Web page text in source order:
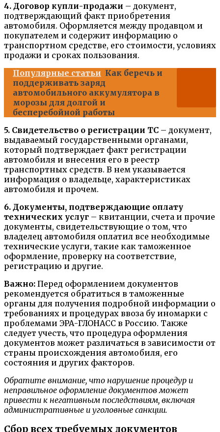
4. Договор купли-продажи – документ,
подтверждающий факт приобретения
автомобиля. Оформляется между продавцом и
покупателем и содержит информацию о
транспортном средстве, его стоимости, условиях
продажи и сроках пользования.
Популярные статьи Как беречь и
поддерживать заряд
автомобильного аккумулятора в
морозы для долгой и
бесперебойной работы
5. Свидетельство о регистрации ТС – документ,
выдаваемый государственными органами,
который подтверждает факт регистрации
автомобиля и внесения его в реестр
транспортных средств. В нем указывается
информация о владельце, характеристиках
автомобиля и прочем.
6. Документы, подтверждающие оплату
технических услуг – квитанции, счета и прочие
документы, свидетельствующие о том, что
владелец автомобиля оплатил все необходимые
технические услуги, такие как таможенное
оформление, проверку на соответствие,
регистрацию и другие.
Важно: Перед оформлением документов
рекомендуется обратиться в таможенные
органы для получения подробной информации о
требованиях и процедурах ввоза бу иномарки с
проблемами ЭРА-ГЛОНАСС в Россию. Также
следует учесть, что процедура оформления
документов может различаться в зависимости от
страны происхождения автомобиля, его
состояния и других факторов.
Обратите внимание, что нарушение процедур и
неправильное оформление документов может
привести к негативным последствиям, включая
административные и уголовные санкции.
Сбор всех требуемых документов